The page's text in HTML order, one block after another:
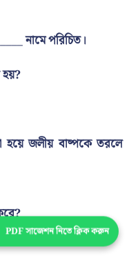
নামে পরিচিত।
হয়ে জলীয় বাষ্পকে তরলে
PDF সাজেশন নিতে ক্লিক করুন